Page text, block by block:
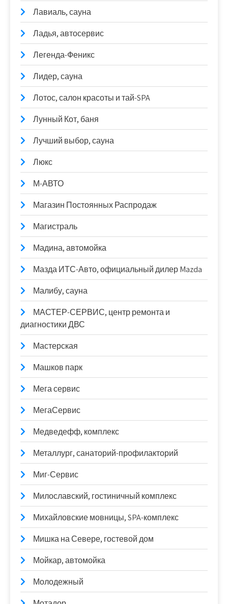
Лавиаль, сауна
Ладья, автосервис
Легенда-Феникс
Лидер, сауна
Лотос, салон красоты и тай-SPA
Лунный Кот, баня
Лучший выбор, сауна
Люкс
М-АВТО
Магазин Постоянных Распродаж
Магистраль
Мадина, автомойка
Мазда ИТС-Авто, официальный дилер Mazda
Малибу, сауна
МАСТЕР-СЕРВИС, центр ремонта и
диагностики ДВС
Мастерская
Машков парк
Мега сервис
МегаСервис
Медведефф, комплекс
Металлург, санаторий-профилакторий
Миг-Сервис
Милославский, гостиничный комплекс
Михайловские мовницы, SPA-комплекс
Мишка на Севере, гостевой дом
Мойкар, автомойка
Молодежный